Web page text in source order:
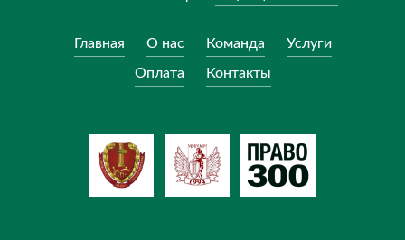
Главная О нас Команда Услуги
Оплата Контакты